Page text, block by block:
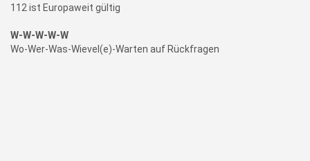
112 ist Europaweit gültig
W-W-W-W-W
Wo-Wer-Was-Wievel(e)-Warten auf Rückfragen